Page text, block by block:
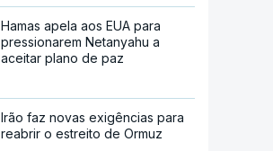
Hamas apela aos EUA para
pressionarem Netanyahu a
aceitar plano de paz
Irão faz novas exigências para
reabrir o estreito de Ormuz